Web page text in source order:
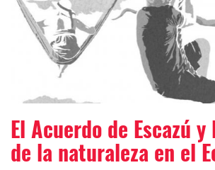
El Acuerdo de Escazú
de la naturaleza en el